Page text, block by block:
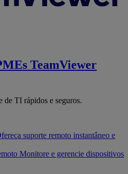
TeamViewer
de TI rápidos e seguros.
suporte remoto instantâneo e
Monitore e gerencie dispositivos